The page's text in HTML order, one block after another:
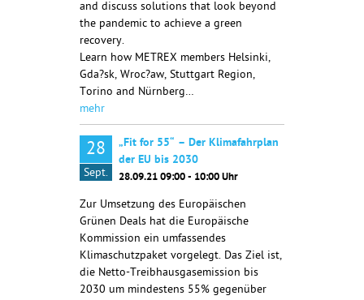
and discuss solutions that look beyond
the pandemic to achieve a green
recovery.
Learn how METREX members Helsinki,
Gda?sk, Wroc?aw, Stuttgart Region,
Torino and Nürnberg…
mehr
28
Sept.
„Fit for 55“ – Der Klimafahrplan
der EU bis 2030
28.09.21 09:00 - 10:00 Uhr
Zur Umsetzung des Europäischen
Grünen Deals hat die Europäische
Kommission ein umfassendes
Klimaschutzpaket vorgelegt. Das Ziel ist,
die Netto-Treibhausgasemission bis
2030 um mindestens 55% gegenüber